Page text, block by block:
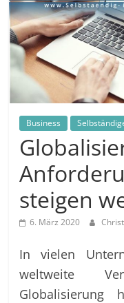
in
und
außerhalb
Mitteldeutschlands
Business
steigen
6. März 2020
In vielen
weltweite